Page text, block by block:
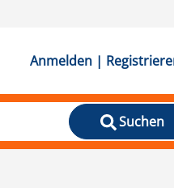
Anmelden |
Suchen